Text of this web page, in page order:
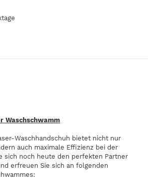
Waschschwamm
Waschhandschuh bietet nicht nur
auch maximale Effizienz bei der
sich noch heute den perfekten Partner
erfreuen Sie sich an folgenden